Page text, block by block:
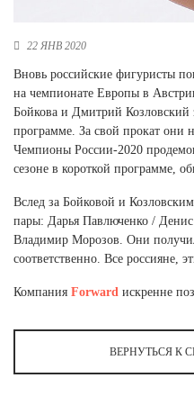
Санкт-Петербург и ЛО (3)
Саратовская область (1)
Свердловская область (5)
Северная Осетия (2)
Смоленская область (1)
Ставропольский край (5)
Томская область (1)
Тульская область (1)
Тюменская область (3)
Ханты-Мансийский автономный
Челябинская область (2)
22 ЯНВ 2020
Вновь российские фигуристы
на чемпионате Европы в
Бойкова и Дмитрий Козловский
программе. За свой прокат они
Чемпионы России-2020
сезоне в короткой программе,
Вслед за Бойковой и
пары: Дарья Павлюченко /
Владимир Морозов. Они
соответственно. Все россияне,
Компания Forward искренне
ВЕРНУТЬСЯ К